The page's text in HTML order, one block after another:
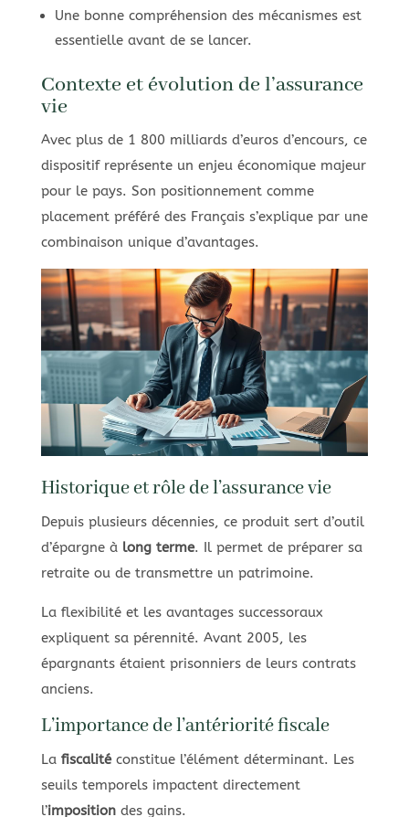
Une bonne compréhension des mécanismes est
essentielle avant de se lancer.
Contexte et évolution de l’assurance
vie
Avec plus de 1 800 milliards d’euros d’encours, ce
dispositif représente un enjeu économique majeur
pour le pays. Son positionnement comme
placement préféré des Français s’explique par une
combinaison unique d’avantages.
Historique et rôle de l’assurance vie
Depuis plusieurs décennies, ce produit sert d’outil
d’épargne à long terme. Il permet de préparer sa
retraite ou de transmettre un patrimoine.
La flexibilité et les avantages successoraux
expliquent sa pérennité. Avant 2005, les
épargnants étaient prisonniers de leurs contrats
anciens.
L’importance de l’antériorité fiscale
La fiscalitéconstitue l’élément déterminant. Les
seuils temporels impactent directement
l’impositiondes gains.